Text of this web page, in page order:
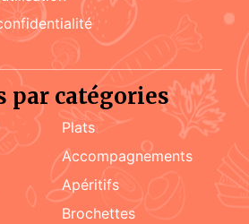
par catégories
Plats
accompagnements
apéritifs
brochettes